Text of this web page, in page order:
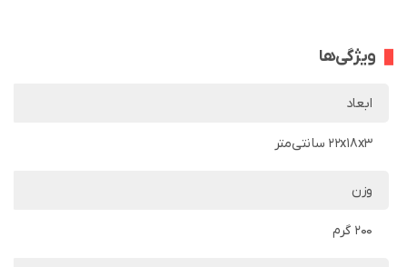
ویژگی‌ها
ابعاد
22x18x3 سانتی‌متر
وزن
200 گرم